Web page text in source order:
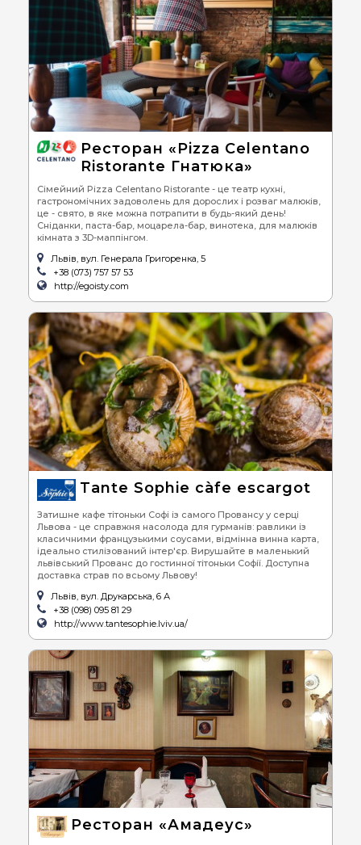
Ресторан «Pizza Celentano
Ristorante Гнатюка»
Сімейний Pizza Celentano Ristorante - це театр кухні,
гастрономічних задоволень для дорослих і розваг малюків,
це - свято, в яке можна потрапити в будь-який день!
Сніданки, паста-бар, моцарела-бар, винотека, для малюків
кімната з 3D-маппінгом.
Львів, вул. Генерала Григоренка, 5
+38 (073) 757 57 53
http://egoisty.com
Tante Sophie càfe escargot
Затишне кафе тітоньки Софі із самого Провансу у серці
Львова - це справжня насолода для гурманів: равлики із
класичними французькими соусами, відмінна винна карта,
ідеально стилізований інтер'єр. Вирушайте в маленький
львівський Прованс до гостинної тітоньки Софії. Доступна
доставка страв по всьому Львову!
Львів, вул. Друкарська, 6 А
+38 (098) 095 81 29
http://www.tantesophie.lviv.ua/
Ресторан «Амадеус»